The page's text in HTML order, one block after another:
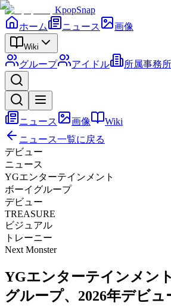
KpopSnap
ホーム
ニュース 画像
Wiki
グループ アイドル 所属事務所
ニュース 画像
Wiki
ニュース一覧に戻る
デビュー
ニュース
YGエンターテインメント
ボーイグループ
デビュー
TREASURE
ビジュアル
トレーニー
Next Monster
YGエンターテインメン
グループ、2026年デビュ